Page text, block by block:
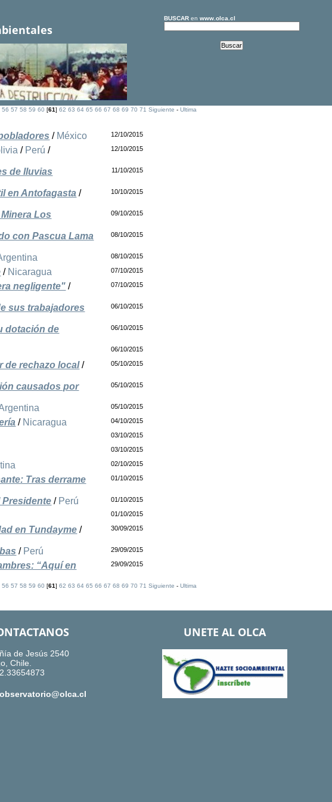
BUSCARen www.olca.cl
56 57 58 59 60 [61] 62 63 64 65 66 67 68 69 70 71 Siguiente - Ultima
/ México 12/10/2015
/ Perú /
12/10/2015
de lluvias
11/10/2015
en Antofagasta /
10/10/2015
Los
09/10/2015
con Pascua Lama
08/10/2015
08/10/2015
/ Nicaragua 07/10/2015
negligente" /
07/10/2015
sus trabajadores
06/10/2015
dotación de
06/10/2015
06/10/2015
de rechazo local/
05/10/2015
causados por
05/10/2015
05/10/2015
/ Nicaragua 04/10/2015
03/10/2015
03/10/2015
02/10/2015
Tras derrame
01/10/2015
/ Perú 01/10/2015
01/10/2015
en Tundayme /
30/09/2015
/ Perú 29/09/2015
“Aquí en
29/09/2015
56 57 58 59 60 [61] 62 63 64 65 66 67 68 69 70 71 Siguiente - Ultima
de Jesús 2540
Chile.
UNETE AL OLCA